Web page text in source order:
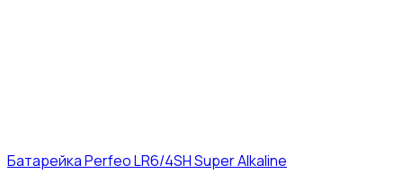
Батарейка Perfeo LR6/4SH Super Alkaline